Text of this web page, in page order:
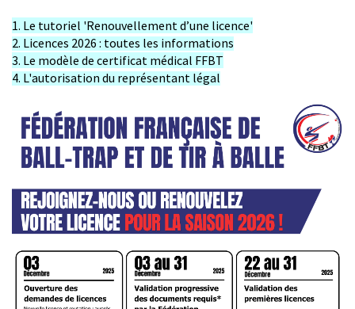
1. Le tutoriel 'Renouvellement d’une licence'
2. Licences 2026 : toutes les informations
3. Le modèle de certificat médical FFBT
4. L'autorisation du représentant légal